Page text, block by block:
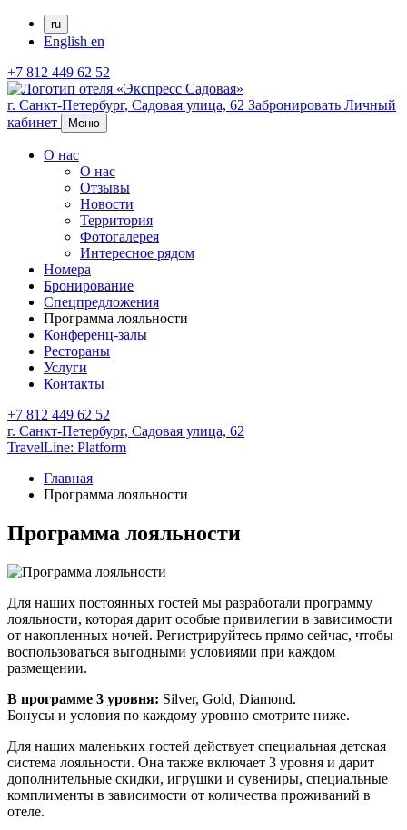
ru
English en
+7 812 449 62 52
г. Санкт-Петербург, Садовая улица, 62 Забронировать Личный
кабинет
Меню
О нас
О нас
Отзывы
Новости
Территория
Фотогалерея
Интересное рядом
Номера
Бронирование
Спецпредложения
Программа лояльности
Конференц-залы
Рестораны
Услуги
Контакты
+7 812 449 62 52
г. Санкт-Петербург, Садовая улица, 62
TravelLine: Platform
Главная
Программа лояльности
Программа лояльности
Для наших постоянных гостей мы разработали программу
лояльности, которая дарит особые привилегии в зависимости
от накопленных ночей. Регистрируйтесь прямо сейчас, чтобы
воспользоваться выгодными условиями при каждом
размещении.
В программе 3 уровня: Silver, Gold, Diamond.
Бонусы и условия по каждому уровню смотрите ниже.
Для наших маленьких гостей действует специальная детская
система лояльности. Она также включает 3 уровня и дарит
дополнительные скидки, игрушки и сувениры, специальные
комплименты в зависимости от количества проживаний в
отеле.